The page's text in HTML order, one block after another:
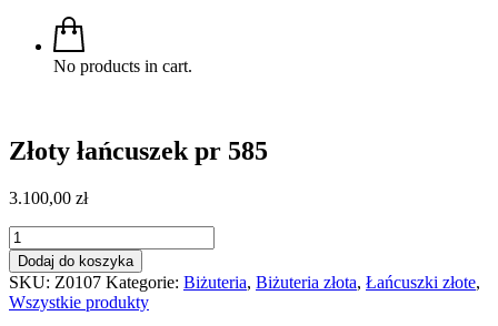
No products in cart.
Złoty łańcuszek pr 585
3.100,00 zł
ilość
Złoty
łańcuszek
pr
585
Dodaj do koszyka
SKU: Z0107 Kategorie: Biżuteria, Biżuteria złota, Łańcuszki złote,
Wszystkie produkty